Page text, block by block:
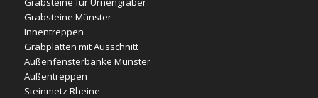
Grabsteine Münster
Innentreppen
Grabplatten mit Ausschnitt
Außenfensterbänke Münster
Außentreppen
Steinmetz Rheine